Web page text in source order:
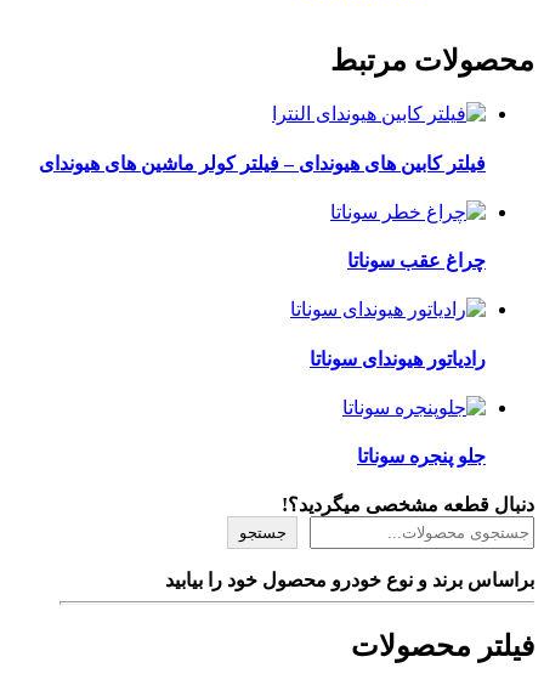
محصولات مرتبط
فیلتر کابین های هیوندای – فیلتر کولر ماشین های هیوندای
چراغ عقب سوناتا
رادیاتور هیوندای سوناتا
جلو پنجره سوناتا
دنبال قطعه مشخصی میگردید؟!
جستجو
براساس برند و نوع خودرو محصول خود را بیابید
فیلتر محصولات